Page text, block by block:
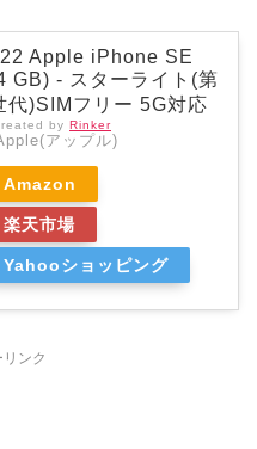
Apple iPhone SE
GB) - スターライト(第
代)SIMフリー 5G対応
by Rinker
アップル)
Amazon
楽天市場
Yahooショッピング
ンク